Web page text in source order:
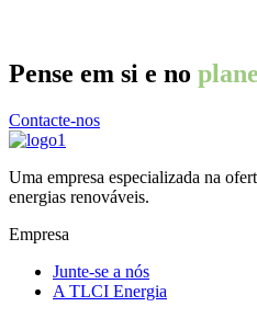
Pense em si e no
Contacte-nos
Uma empresa especializada na
energias renováveis.
Empresa
Junte-se a nós
A TLCI Energia